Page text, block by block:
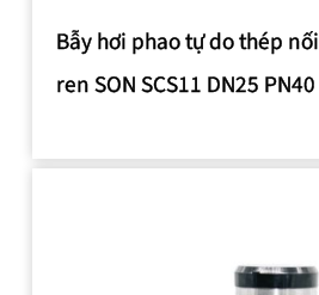
Bẫy hơi phao tự do thép nối
ren SON SCS11 DN25 PN40